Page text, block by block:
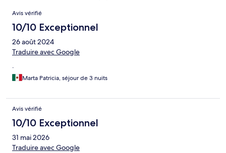
Avis
Avis vérifié
10/10 Exceptionnel
26 août 2024
Traduire avec Google
.
Marta Patricia, séjour de 3 nuits
Avis vérifié
10/10 Exceptionnel
31 mai 2026
Traduire avec Google